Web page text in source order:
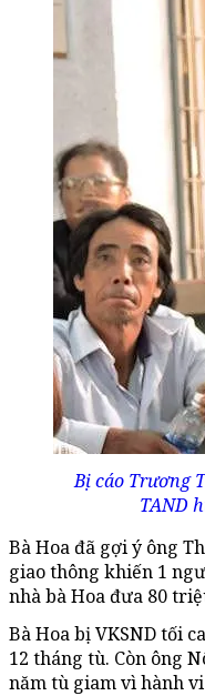
Bị cáo Trương
TAND
Bà Hoa đã gợi ý ông
giao thông khiến 1
nhà bà Hoa đưa 80
Bà Hoa bị VKSND tối
12 tháng tù. Còn ông
năm tù giam vì hành